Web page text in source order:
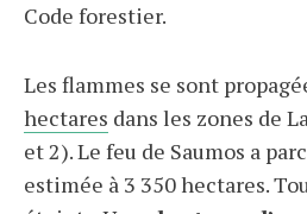
Code forestier.
Les flammes se sont
hectares dans les zones de
et 2). Le feu de Saumos a
estimée à 3 350 hectares.